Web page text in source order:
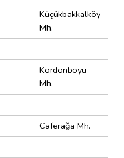
Küçükbakkalköy
Mh.
Kordonboyu
Mh.
Caferağa Mh.